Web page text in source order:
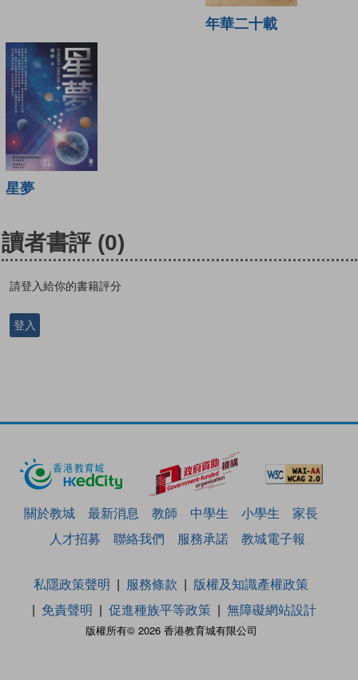
年華二十載
星夢
讀者書評 (0)
請登入給你的書籍評分
登入
關於教城 最新消息 教師 中學生 小學生
家長
人才招募
聯絡我們 服務承諾 教城電子報
版權所有© 2026 香港教育城有限公司
私隱政策聲明 服務條款
版權及知識產權政策
免責聲明
促進種族平等政策 無障礙網站設計